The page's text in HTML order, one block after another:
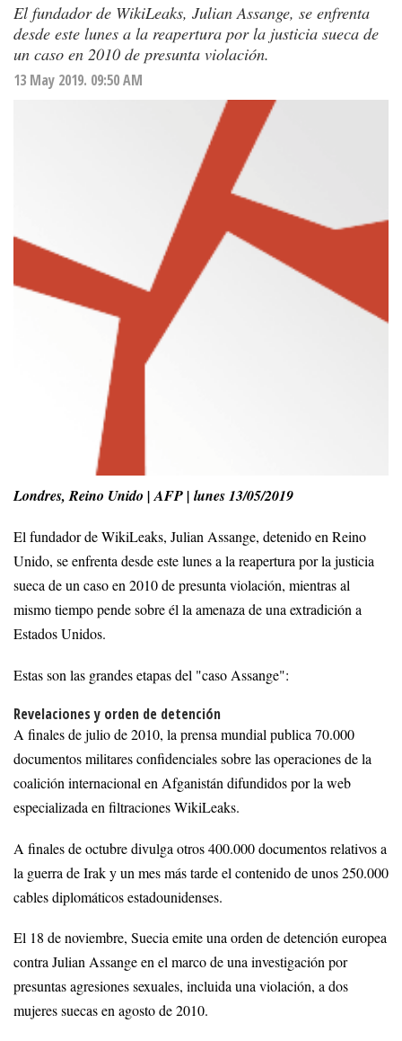
El fundador de WikiLeaks, Julian Assange, se enfrenta
desde este lunes a la reapertura por la justicia sueca de
un caso en 2010 de presunta violación.
13 May 2019. 09:50 AM
Londres, Reino Unido | AFP | lunes 13/05/2019
El fundador de WikiLeaks, Julian Assange, detenido en Reino
Unido, se enfrenta desde este lunes a la reapertura por la justicia
sueca de un caso en 2010 de presunta violación, mientras al
mismo tiempo pende sobre él la amenaza de una extradición a
Estados Unidos.
Estas son las grandes etapas del "caso Assange":
Revelaciones y orden de detención
A finales de julio de 2010, la prensa mundial publica 70.000
documentos militares confidenciales sobre las operaciones de la
coalición internacional en Afganistán difundidos por la web
especializada en filtraciones WikiLeaks.
A finales de octubre divulga otros 400.000 documentos relativos a
la guerra de Irak y un mes más tarde el contenido de unos 250.000
cables diplomáticos estadounidenses.
El 18 de noviembre, Suecia emite una orden de detención europea
contra Julian Assange en el marco de una investigación por
presuntas agresiones sexuales, incluida una violación, a dos
mujeres suecas en agosto de 2010.